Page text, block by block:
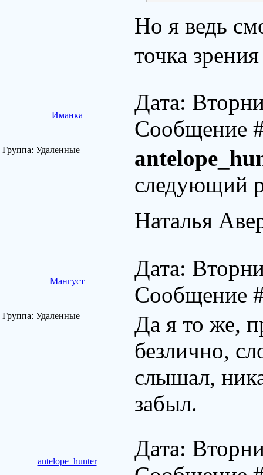
Но я ведь
точка
Иманка
Дата:
Сообщение
Группа: Удаленные
следующий
Наталья
Мангуст
Дата:
Сообщение
Группа: Удаленные
Да я то же,
безлично,
слышал,
забыл.
antelope_hunter
Дата: